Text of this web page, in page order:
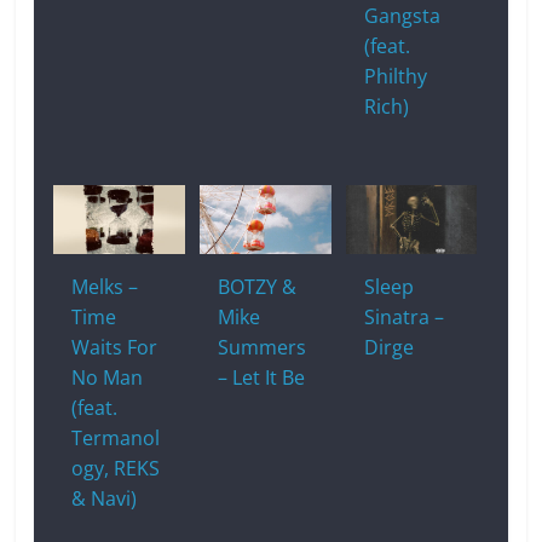
Gangsta
(feat.
Philthy
Rich)
Melks –
Time
Waits For
No Man
(feat.
Termanol
ogy, REKS
& Navi)
BOTZY &
Mike
Summers
– Let It Be
Sleep
Sinatra –
Dirge